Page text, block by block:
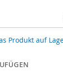
Produkt auf